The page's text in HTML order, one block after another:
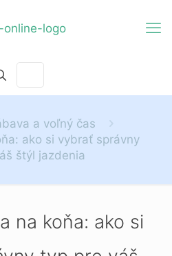
a voľný čas
ako si vybrať správny
štýl jazdenia
na koňa: ako si